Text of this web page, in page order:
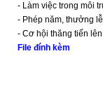
- Làm việc trong môi
- Phép năm, thưởng
- Cơ hội thăng tiến
File đính kèm